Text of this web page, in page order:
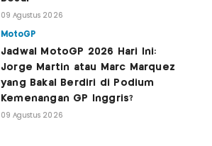
09 Agustus 2026
MotoGP
Jadwal MotoGP 2026 Hari Ini:
Jorge Martin atau Marc Marquez
yang Bakal Berdiri di Podium
Kemenangan GP Inggris?
09 Agustus 2026